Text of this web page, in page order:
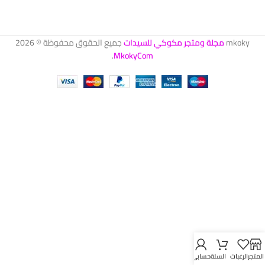
mkokyمجلة ومتجر مكوكي للسيداتجميع الحقوق محفوظة © 2026
MkokyCom
.
المتجرالرغبات السلةحسابي